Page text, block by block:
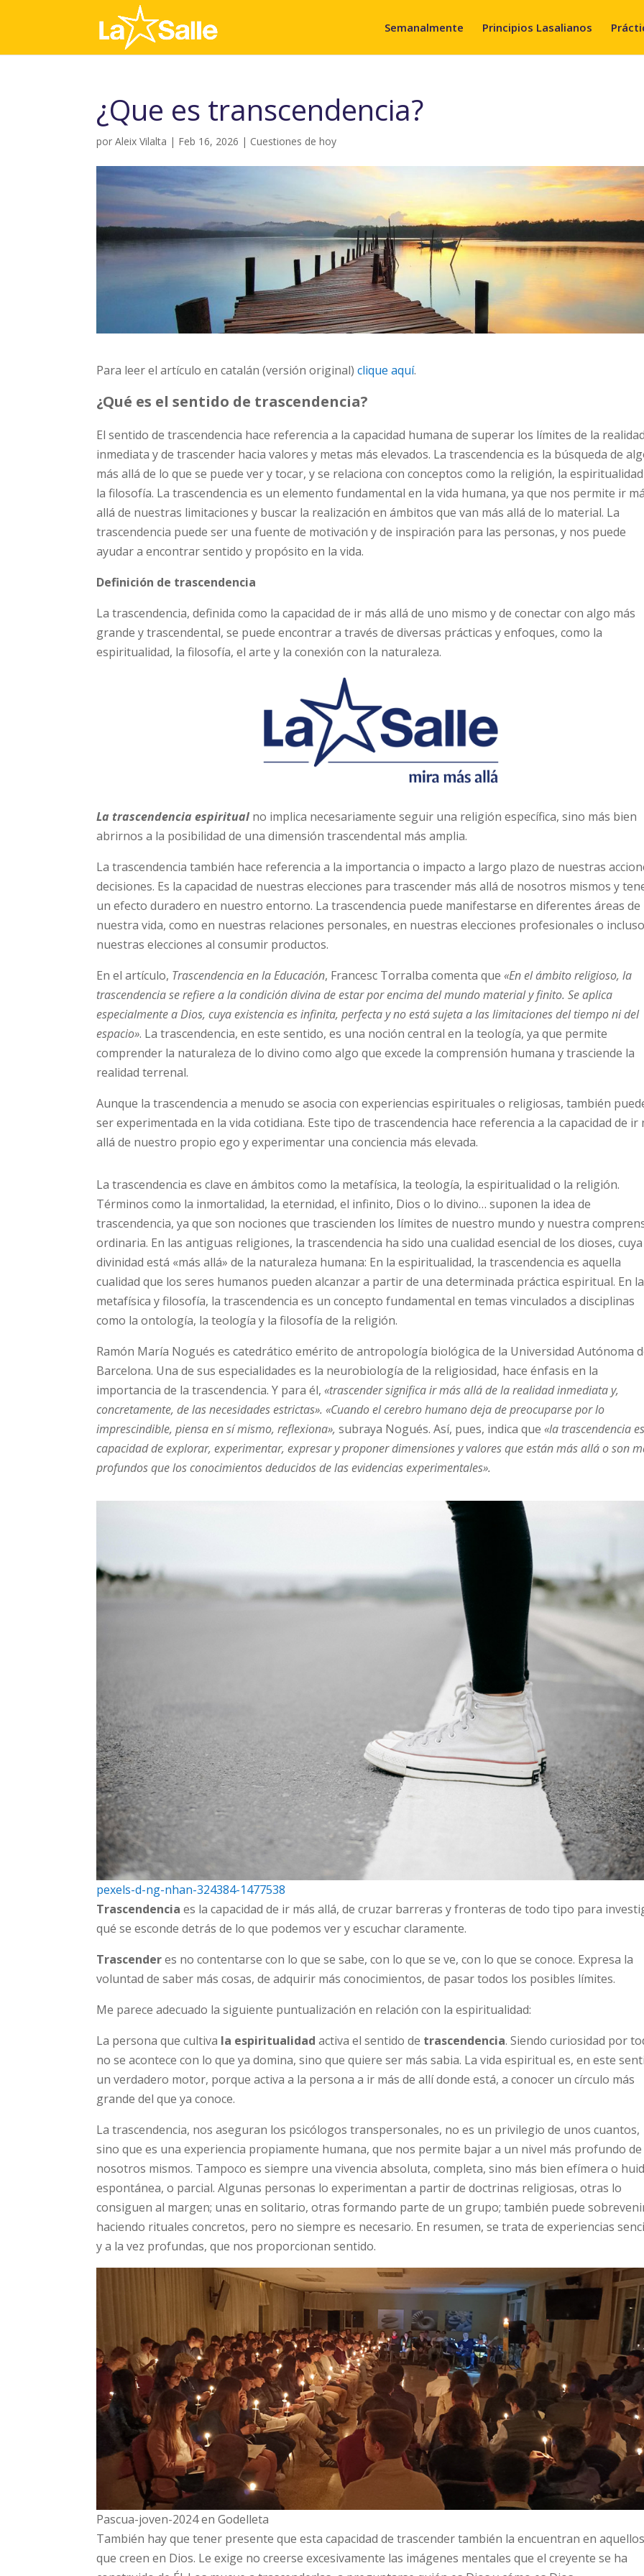
Semanalmente Principios Lasalianos
¿Que es transcendencia?
porAleix Vilalta | Feb 16, 2026 | Cuestiones de hoy
Para leer el artículo en catalán (versión original)clique aquí.
¿Qué es el sentido de trascendencia?
El sentido de trascendencia hace referencia a la capacidad humana de superar los límites de la
inmediata y de trascender hacia valores y metas más elevados. La trascendencia es la búsqueda de
más allá de lo que se puede ver y tocar, y se relaciona con conceptos como la religión, la
la filosofía. La trascendencia es un elemento fundamental en la vida humana, ya que nos permite ir
allá de nuestras limitaciones y buscar la realización en ámbitos que van más allá de lo material. La
trascendencia puede ser una fuente de motivación y de inspiración para las personas, y nos puede
ayudar a encontrar sentido y propósito en la vida.
Definición de trascendencia
La trascendencia, definida como la capacidad de ir más allá de uno mismo y de conectar con algo más
grande y trascendental, se puede encontrar a través de diversas prácticas y enfoques, como la
espiritualidad, la filosofía, el arte y la conexión con la naturaleza.
La trascendencia espiritual no implica necesariamente seguir una religión específica, sino más bien
abrirnos a la posibilidad de una dimensión trascendental más amplia.
La trascendencia también hace referencia a la importancia o impacto a largo plazo de nuestras
decisiones. Es la capacidad de nuestras elecciones para trascender más allá de nosotros mismos y
un efecto duradero en nuestro entorno. La trascendencia puede manifestarse en diferentes áreas de
nuestra vida, como en nuestras relaciones personales, en nuestras elecciones profesionales o
nuestras elecciones al consumir productos.
En el artículo, Trascendencia en la Educación, Francesc Torralba comenta que«En el ámbito religioso, la
trascendencia se refiere a la condición divina de estar por encima del mundo material y finito. Se aplica
especialmente a Dios, cuya existencia es infinita, perfecta y no está sujeta a las limitaciones del tiempo ni del
espacio». La trascendencia, en este sentido, es una noción central en la teología, ya que permite
comprender la naturaleza de lo divino como algo que excede la comprensión humana y trasciende la
realidad terrenal.
Aunque la trascendencia a menudo se asocia con experiencias espirituales o religiosas, también
ser experimentada en la vida cotidiana. Este tipo de trascendencia hace referencia a la capacidad de ir
allá de nuestro propio ego y experimentar una conciencia más elevada.
La trascendencia es clave en ámbitos como la metafísica, la teología, la espiritualidad o la religión.
Términos como la inmortalidad, la eternidad, el infinito, Dios o lo divino… suponen la idea de
trascendencia, ya que son nociones que trascienden los límites de nuestro mundo y nuestra
ordinaria. En las antiguas religiones, la trascendencia ha sido una cualidad esencial de los dioses, cuya
divinidad está «más allá» de la naturaleza humana: En la espiritualidad, la trascendencia es aquella
cualidad que los seres humanos pueden alcanzar a partir de una determinada práctica espiritual. En la
metafísica y filosofía, la trascendencia es un concepto fundamental en temas vinculados a disciplinas
como la ontología, la teología y la filosofía de la religión.
Ramón María Nogués es catedrático emérito de antropología biológica de la Universidad Autónoma
Barcelona. Una de sus especialidades es la neurobiología de la religiosidad, hace énfasis en la
importancia de la trascendencia. Y para él,«trascender significa ir más allá de la realidad inmediata y,
concretamente, de las necesidades estrictas». «Cuando el cerebro humano deja de preocuparse por lo
imprescindible, piensa en sí mismo, reflexiona», subraya Nogués. Así, pues, indica que«la trascendencia
capacidad de explorar, experimentar, expresar y proponer dimensiones y valores que están más allá o son
profundos que los conocimientos deducidos de las evidencias experimentales».
pexels-d-ng-nhan-324384-1477538
Trascendencia es la capacidad de ir más allá, de cruzar barreras y fronteras de todo tipo para
qué se esconde detrás de lo que podemos ver y escuchar claramente.
Trascenderes no contentarse con lo que se sabe, con lo que se ve, con lo que se conoce. Expresa la
voluntad de saber más cosas, de adquirir más conocimientos, de pasar todos los posibles límites.
Me parece adecuado la siguiente puntualización en relación con la espiritualidad:
La persona que cultiva la espiritualidad activa el sentido de trascendencia. Siendo curiosidad por
no se acontece con lo que ya domina, sino que quiere ser más sabia. La vida espiritual es, en este
un verdadero motor, porque activa a la persona a ir más de allí donde está, a conocer un círculo más
grande del que ya conoce.
La trascendencia, nos aseguran los psicólogos transpersonales, no es un privilegio de unos cuantos,
sino que es una experiencia propiamente humana, que nos permite bajar a un nivel más profundo de
nosotros mismos. Tampoco es siempre una vivencia absoluta, completa, sino más bien efímera o
espontánea, o parcial. Algunas personas lo experimentan a partir de doctrinas religiosas, otras lo
consiguen al margen; unas en solitario, otras formando parte de un grupo; también puede
haciendo rituales concretos, pero no siempre es necesario. En resumen, se trata de experiencias
y a la vez profundas, que nos proporcionan sentido.
Pascua-joven-2024 en Godelleta
También hay que tener presente que esta capacidad de trascender también la encuentran en
que creen en Dios. Le exige no creerse excesivamente las imágenes mentales que el creyente se ha